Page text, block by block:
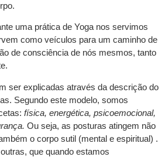
uma prática de Yoga nos servimos
como veículos para um caminho de
de consciência de nós mesmos, tanto
ser explicadas através da descrição do
Segundo este modelo, somos
física, energética, psicoemocional,
Ou seja, as posturas atingem não
o corpo sutil (mental e espiritual) .
que quando estamos